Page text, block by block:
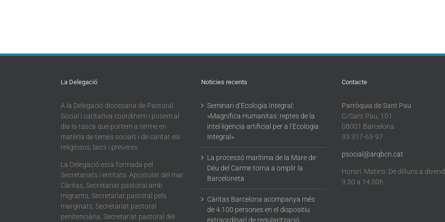
La Delegació
A la Delegació diocesana de Pastoral
Social i caritativa coordinem i posem al
dia la tasca que portem a terme en
matèria de temes socials i de caritat els
religiosos, laics i preveres.
La Delegació està formada pel
Secretariats i entitats: Apostolat del mar,
Càritas, Secretariat pastoral amb
migrants, Secretariat pastoral pels
marginats, Secretariat pastoral
penitenciària, Secretariat pastoral del
Noticies recents
Seminari d’Ecologia Integral:
«Magnifica Humanitas: reptes de la
intel·ligència artificial per a l’Ecologia
Integral»
La processó marítima de la Mare de
Déu del Carme torna a omplir la
Barceloneta
Càritas Barcelona acompanya més
de 4.100 persones en el dispositiu
extraordinari de regularització
Contacte
Parròquia de Sant Pau
C/Sant Pau, 101
08001 Barcelona
93 317-63-97
psocial@arqbcn.cat
Horari: Matins: De dilluns a
9.30 a 14.00h.